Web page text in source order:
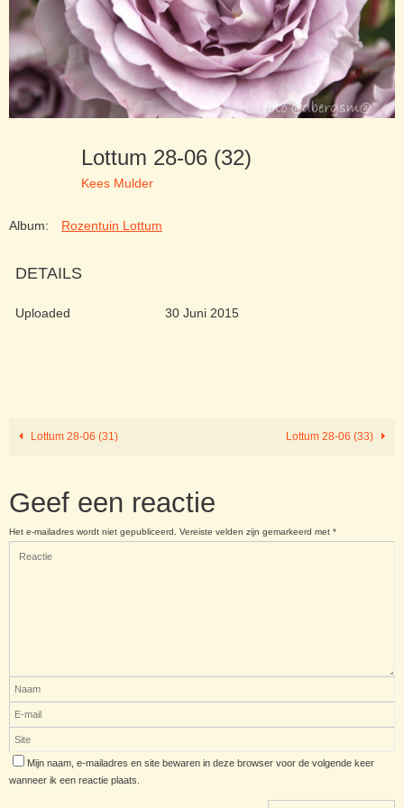
Lottum 28-06 (32)
Kees Mulder
Album: Rozentuin Lottum
DETAILS
Uploaded 30 Juni 2015
Lottum 28-06 (31) Lottum 28-06 (33)
Geef een reactie
Het e-mailadres wordt niet gepubliceerd. Vereiste velden zijn gemarkeerd met *
Mijn naam, e-mailadres en site bewaren in deze browser voor de volgende keer
wanneer ik een reactie plaats.